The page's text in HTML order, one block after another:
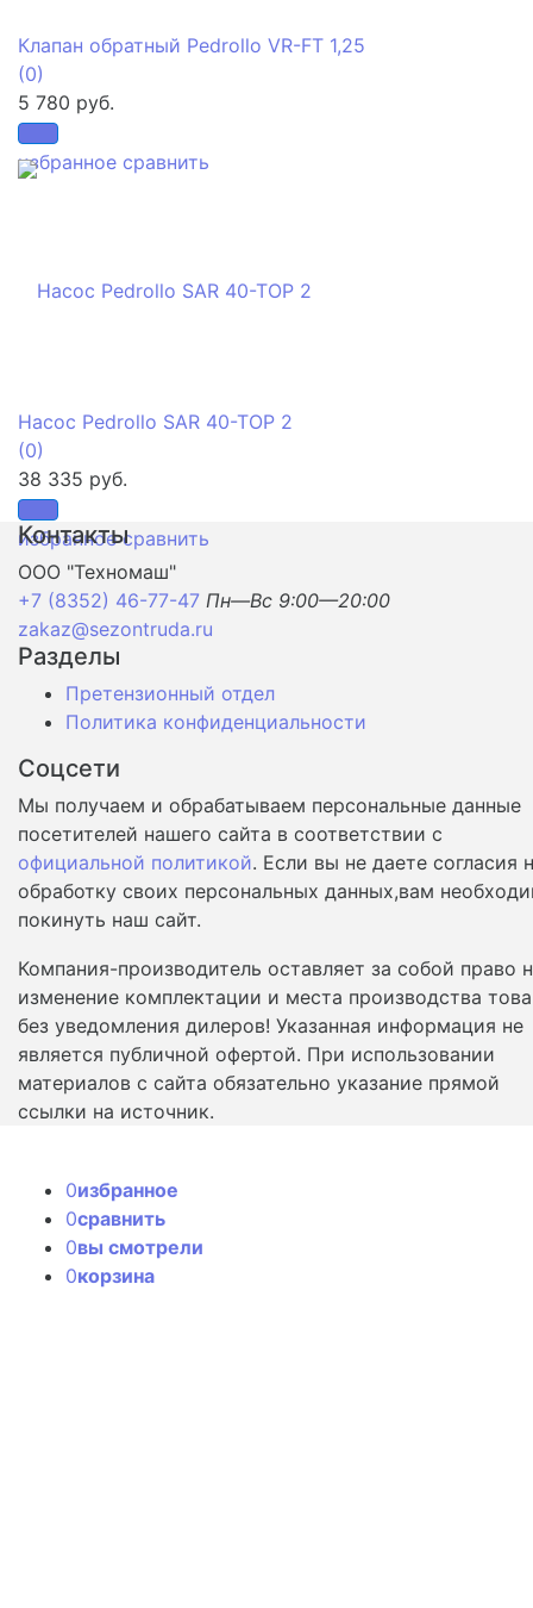
избранное сравнить
Клапан обратный Pedrollo VR-FT 1,25
(0)
5 780 руб.
избранное сравнить
Насос Pedrollo SAR 40-TOP 2
(0)
38 335 руб.
Контакты
ООО "Техномаш"
+7 (8352) 46-77-47 Пн—Вс 9:00—20:00
zakaz@sezontruda.ru
Разделы
Претензионный отдел
Политика конфиденциальности
Соцсети
Мы получаем и обрабатываем персональные данные
посетителей нашего сайта в соответствии с
официальной политикой. Если вы не даете согласия
обработку своих персональных данных,вам
покинуть наш сайт.
Компания-производитель оставляет за собой право
изменение комплектации и места производства
без уведомления дилеров! Указанная информация не
является публичной офертой. При использовании
материалов с сайта обязательно указание прямой
ссылки на источник.
0избранное
0сравнить
0вы смотрели
0корзина